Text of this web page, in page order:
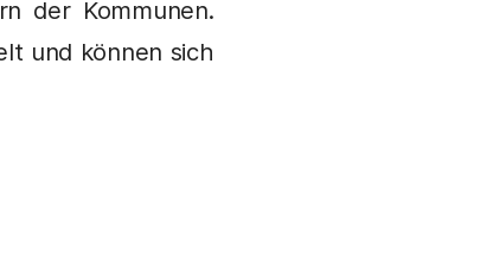
der Kommunen.
und können sich